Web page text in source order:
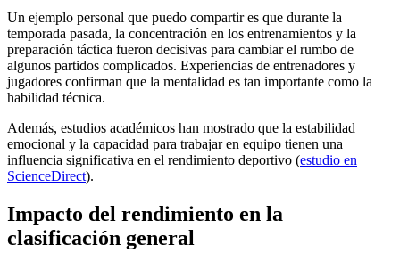
Un ejemplo personal que puedo compartir es que durante la
temporada pasada, la concentración en los entrenamientos y la
preparación táctica fueron decisivas para cambiar el rumbo de
algunos partidos complicados. Experiencias de entrenadores y
jugadores confirman que la mentalidad es tan importante como la
habilidad técnica.
Además, estudios académicos han mostrado que la estabilidad
emocional y la capacidad para trabajar en equipo tienen una
influencia significativa en el rendimiento deportivo (estudio en
ScienceDirect).
Impacto del rendimiento en la
clasificación general